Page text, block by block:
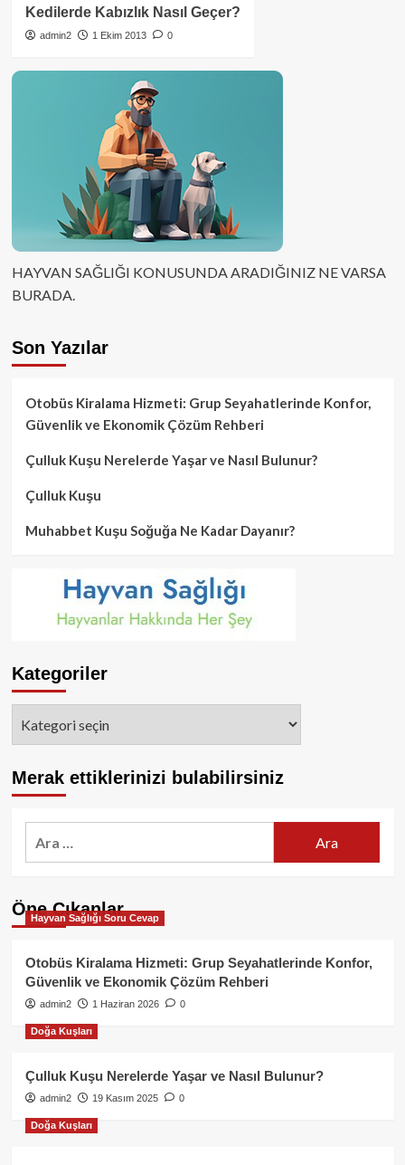
Kedilerde Kabızlık Nasıl Geçer?
admin2 1 Ekim 2013 0
HAYVAN SAĞLIĞI KONUSUNDA ARADIĞINIZ NE VARSA
BURADA.
Son Yazılar
Otobüs Kiralama Hizmeti: Grup Seyahatlerinde Konfor,
Güvenlik ve Ekonomik Çözüm Rehberi
Çulluk Kuşu Nerelerde Yaşar ve Nasıl Bulunur?
Çulluk Kuşu
Muhabbet Kuşu Soğuğa Ne Kadar Dayanır?
Kategoriler
Merak ettiklerinizi bulabilirsiniz
Öne Çıkanlar
Hayvan Sağlığı Soru Cevap
Otobüs Kiralama Hizmeti: Grup Seyahatlerinde Konfor,
Güvenlik ve Ekonomik Çözüm Rehberi
admin2 1 Haziran 2026 0
Doğa Kuşları
Çulluk Kuşu Nerelerde Yaşar ve Nasıl Bulunur?
admin2 19 Kasım 2025 0
Doğa Kuşları